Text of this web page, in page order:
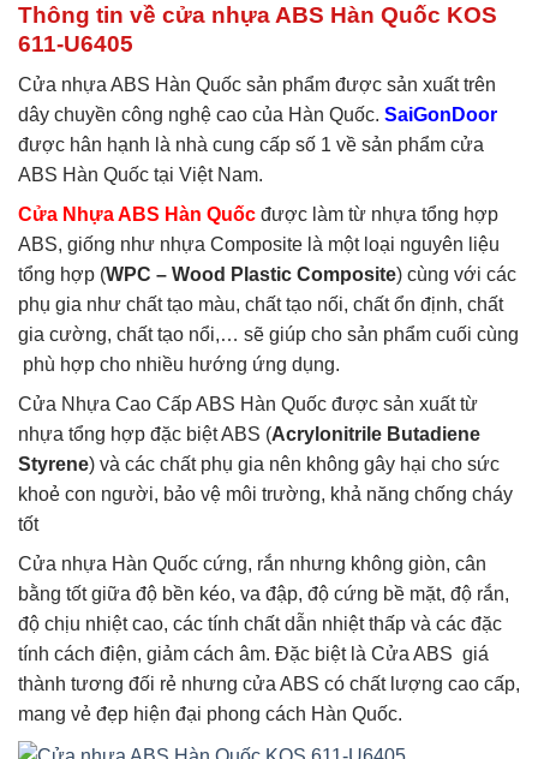
nhựa ABS KOS
Thông tin về cửa nhựa ABS Hàn Quốc KOS
611-U6405
Cửa nhựa ABS Hàn Quốc sản phẩm được sản xuất trên
dây chuyền công nghệ cao của Hàn Quốc. SaiGonDoor
được hân hạnh là nhà cung cấp số 1 về sản phẩm cửa
ABS Hàn Quốc tại Việt Nam.
Cửa Nhựa ABS Hàn Quốc được làm từ nhựa tổng hợp
ABS, giống như nhựa Composite là một loại nguyên liệu
tổng hợp (WPC – Wood Plastic Composite) cùng với các
phụ gia như chất tạo màu, chất tạo nối, chất ổn định, chất
gia cường, chất tạo nổi,… sẽ giúp cho sản phẩm cuối cùng
phù hợp cho nhiều hướng ứng dụng.
Cửa Nhựa Cao Cấp ABS Hàn Quốc được sản xuất từ
nhựa tổng hợp đặc biệt ABS (Acrylonitrile Butadiene
Styrene) và các chất phụ gia nên không gây hại cho sức
khoẻ con người, bảo vệ môi trường, khả năng chống cháy
tốt
Cửa nhựa Hàn Quốc cứng, rắn nhưng không giòn, cân
bằng tốt giữa độ bền kéo, va đập, độ cứng bề mặt, độ rắn,
độ chịu nhiệt cao, các tính chất dẫn nhiệt thấp và các đặc
tính cách điện, giảm cách âm. Đặc biệt là Cửa ABS giá
thành tương đối rẻ nhưng cửa ABS có chất lượng cao cấp,
mang vẻ đẹp hiện đại phong cách Hàn Quốc.